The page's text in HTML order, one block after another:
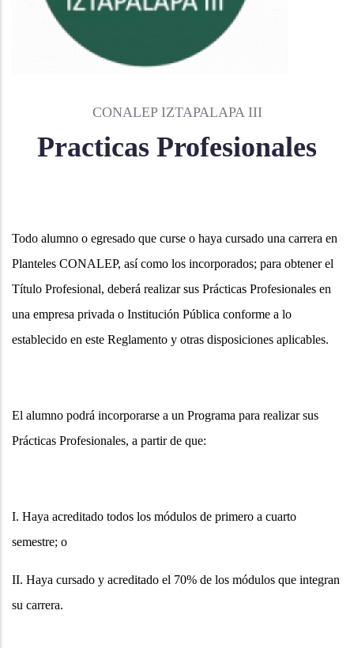
CONALEP IZTAPALAPA III
Practicas Profesionales
Todo alumno o egresado que curse o haya cursado una carrera en
Planteles CONALEP, así como los incorporados; para obtener el
Título Profesional, deberá realizar sus Prácticas Profesionales en
una empresa privada o Institución Pública conforme a lo
establecido en este Reglamento y otras disposiciones aplicables.
El alumno podrá incorporarse a un Programa para realizar sus
Prácticas Profesionales, a partir de que:
I. Haya acreditado todos los módulos de primero a cuarto
semestre; o
II. Haya cursado y acreditado el 70% de los módulos que integran
su carrera.